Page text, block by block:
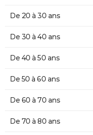
De 20 à 30 ans
De 30 à 40 ans
De 40 à 50 ans
De 50 à 60 ans
De 60 à 70 ans
De 70 à 80 ans